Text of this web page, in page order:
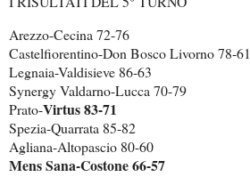
Arezzo-Cecina 72-76
Castelfiorentino-Don Bosco Livorno 78-61
Legnaia-Valdisieve 86-63
Synergy Valdarno-Lucca 70-79
Prato-Virtus 83-71
Spezia-Quarrata 85-82
Agliana-Altopascio 80-60
Mens Sana-Costone 66-57